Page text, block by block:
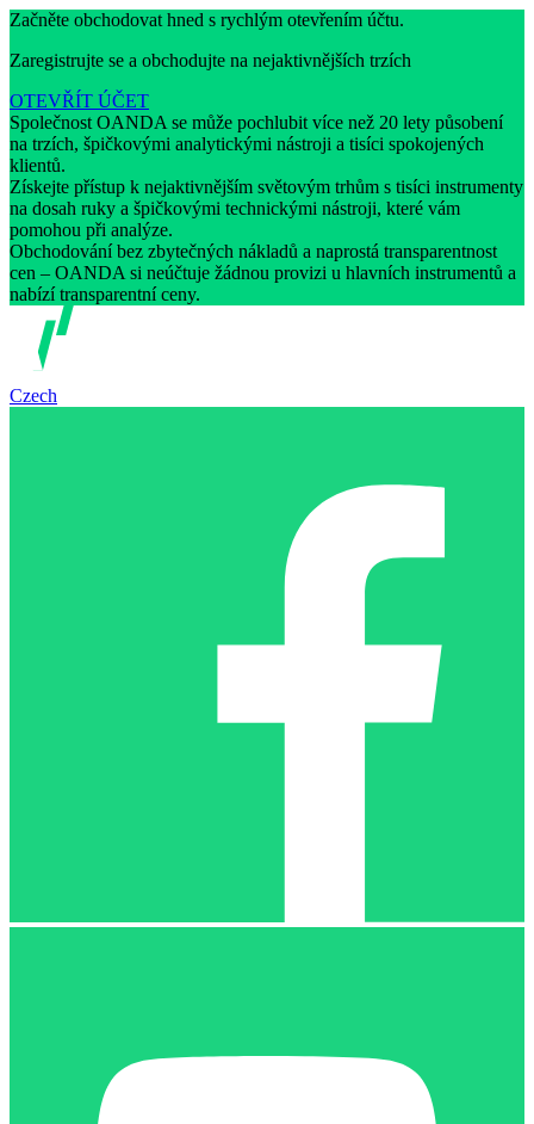
Začněte obchodovat hned s rychlým otevřením účtu.
Zaregistrujte se a obchodujte na nejaktivnějších trzích
OTEVŘÍT ÚČET
Společnost OANDA se může pochlubit více než 20 lety působení
na trzích, špičkovými analytickými nástroji a tisíci spokojených
klientů.
Získejte přístup k nejaktivnějším světovým trhům s tisíci instrumenty
na dosah ruky a špičkovými technickými nástroji, které vám
pomohou při analýze.
Obchodování bez zbytečných nákladů a naprostá transparentnost
cen – OANDA si neúčtuje žádnou provizi u hlavních instrumentů a
nabízí transparentní ceny.
Czech